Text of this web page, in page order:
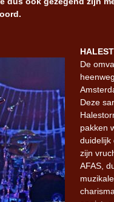
De
Deze
pakken
duidelijk
zijn
AFAS,